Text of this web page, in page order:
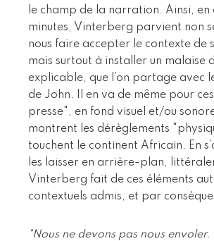
le champ de la narration. Ainsi, en
minutes, Vinterberg parvient non
nous faire accepter le contexte de
mais surtout à installer un malaise
explicable, que l’on partage avec
de John. Il en va de même pour
presse", en fond visuel et/ou
montrent les dérèglements
touchent le continent Africain. En
les laisser en arrière-plan,
Vinterberg fait de ces éléments
contextuels admis, et par
"Nous ne devons pas nous envoler.